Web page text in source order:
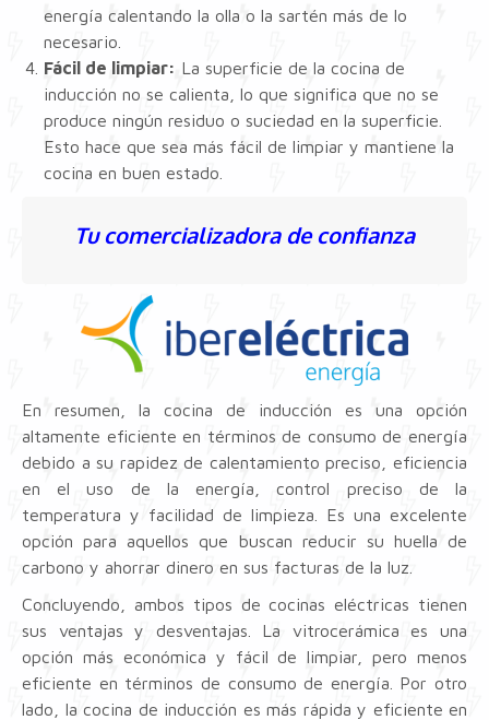
energía calentando la olla o la sartén más de lo
necesario.
Fácil de limpiar: La superficie de la cocina de
inducción no se calienta, lo que significa que no se
produce ningún residuo o suciedad en la superficie.
Esto hace que sea más fácil de limpiar y mantiene la
cocina en buen estado.
Tu comercializadora de confianza
En resumen, la cocina de inducción es una opción
altamente eficiente en términos de consumo de energía
debido a su rapidez de calentamiento preciso, eficiencia
en el uso de la energía, control preciso de la
temperatura y facilidad de limpieza. Es una excelente
opción para aquellos que buscan reducir su huella de
carbono y ahorrar dinero en sus facturas de la luz.
Concluyendo, ambos tipos de cocinas eléctricas tienen
sus ventajas y desventajas. La vitrocerámica es una
opción más económica y fácil de limpiar, pero menos
eficiente en términos de consumo de energía. Por otro
lado, la cocina de inducción es más rápida y eficiente en